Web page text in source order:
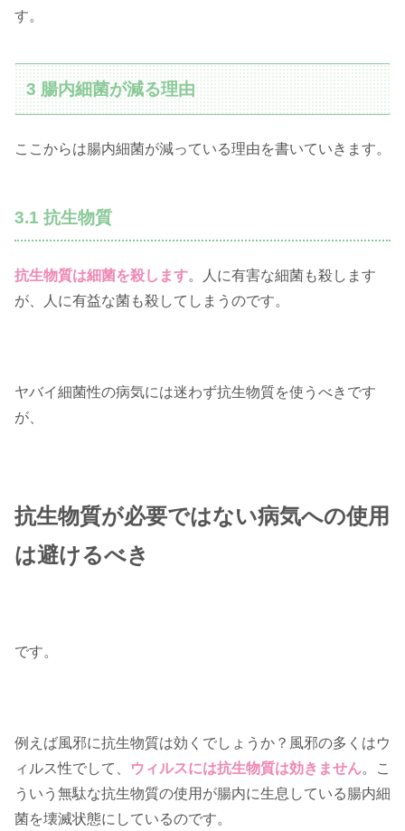
す。
3 腸内細菌が減る理由
ここからは腸内細菌が減っている理由を書いていきます。
3.1 抗生物質
抗生物質は細菌を殺します。人に有害な細菌も殺します
が、人に有益な菌も殺してしまうのです。
ヤバイ細菌性の病気には迷わず抗生物質を使うべきです
が、
抗生物質が必要ではない病気への使用
は避けるべき
です。
例えば風邪に抗生物質は効くでしょうか？風邪の多くはウ
ィルス性でして、
ウィルスには抗生物質は効きません。こ
ういう無駄な抗生物質の使用が腸内に生息している腸内細
菌を壊滅状態にしているのです。